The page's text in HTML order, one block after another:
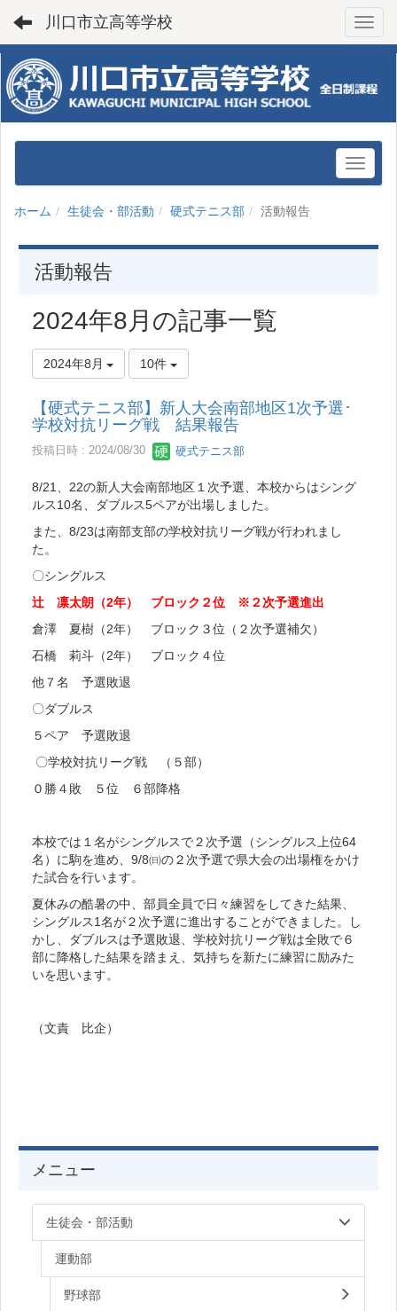
川口市立高等学校
ホーム 生徒会・部活動 硬式テニス部 活動報告
活動報告
2024年8月の記事一覧
2024年8月 10件
【硬式テニス部】新人大会南部地区1次予選･
学校対抗リーグ戦 結果報告
投稿日時 : 2024/08/30 硬式テニス部
8/21、22の新人大会南部地区１次予選、本校からはシング
ルス10名、ダブルス5ペアが出場しました。
また、8/23は南部支部の学校対抗リーグ戦が行われまし
た。
〇シングルス
辻 凛太朗（2年） ブロック２位 ※２次予選進出
倉澤 夏樹（2年） ブロック３位（２次予選補欠）
石橋 莉斗（2年） ブロック４位
他７名 予選敗退
〇ダブルス
５ペア 予選敗退
〇学校対抗リーグ戦 （５部）
０勝４敗 ５位 ６部降格
本校では１名がシングルスで２次予選（シングルス上位64
名）に駒を進め、9/8㈰の２次予選で県大会の出場権をかけ
た試合を行います。
夏休みの酷暑の中、部員全員で日々練習をしてきた結果、
シングルス1名が２次予選に進出することができました。し
かし、ダブルスは予選敗退、学校対抗リーグ戦は全敗で６
部に降格した結果を踏まえ、気持ちを新たに練習に励みた
いを思います。
（文責 比企）
メニュー
生徒会・部活動
運動部
野球部